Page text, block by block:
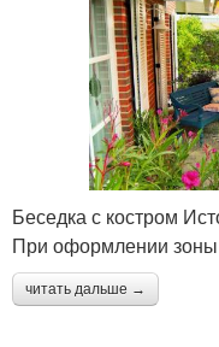
Беседка с костром
При оформлении
читать дальше →